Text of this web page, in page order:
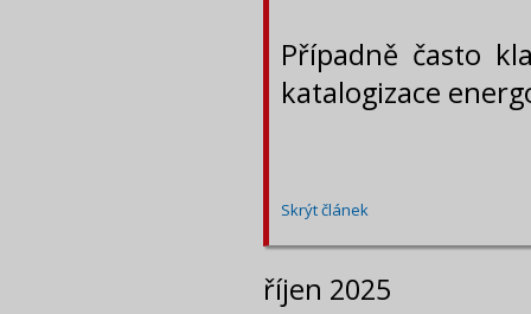
Případně často
katalogizace
Skrýt článek
říjen 2025